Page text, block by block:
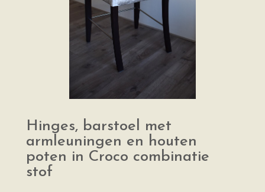
Hinges, barstoel met
armleuningen en houten
poten in Croco combinatie
stof